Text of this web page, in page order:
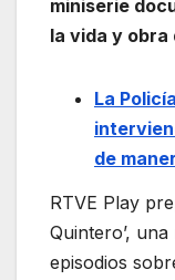
miniserie
la vida y obra
La
de
RTVE Play
Quintero’,
episodios